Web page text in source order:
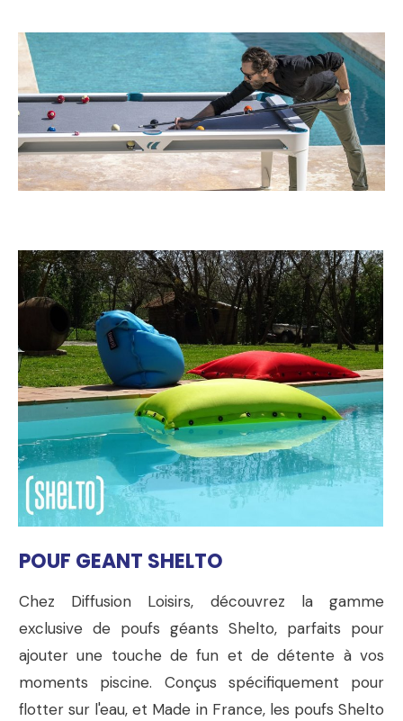
POUF GEANT SHELTO
Chez Diffusion Loisirs, découvrez la gamme
exclusive de poufs géants Shelto, parfaits pour
ajouter une touche de fun et de détente à vos
moments piscine. Conçus spécifiquement pour
flotter sur l'eau, et Made in France, les poufs Shelto